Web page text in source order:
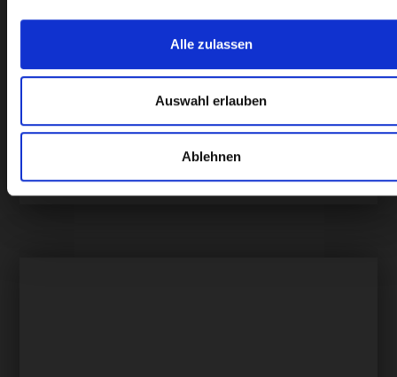
Alle zulassen
Auswahl erlauben
Ablehnen
Weiterlesen